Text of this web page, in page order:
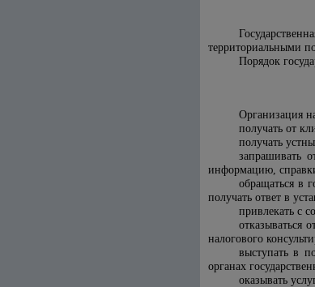
территориальными
Порядок
Организация
получать от
получать
запрашивать
информацию,
обращаться в
получать ответ в
привлекать с
отказываться
налогового
выступать в
органах
оказывать